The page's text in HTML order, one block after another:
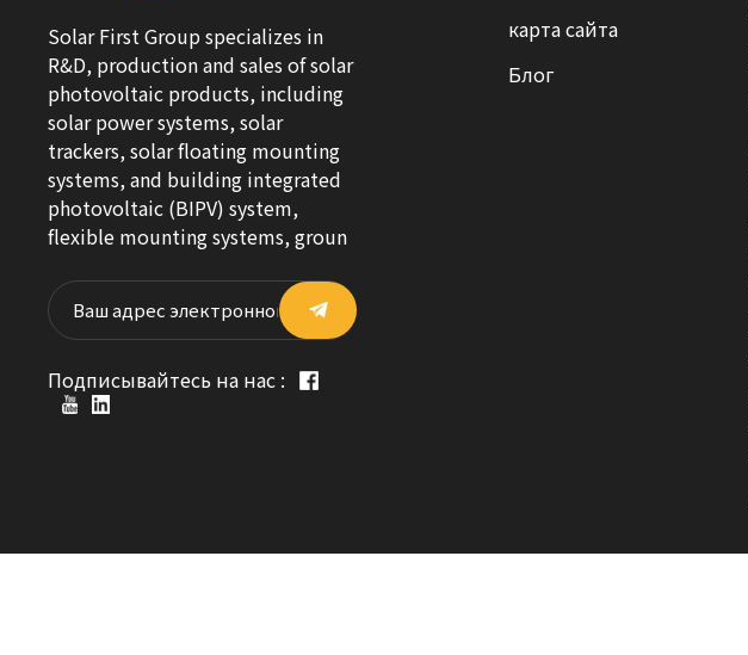
Solar First Group specializes in
R&D, production and sales of solar
photovoltaic products, including
solar power systems, solar
trackers, solar floating mounting
systems, and building integrated
photovoltaic (BIPV) system,
flexible mounting systems, groun
Подписывайтесь на нас :
карта сайта
Блог